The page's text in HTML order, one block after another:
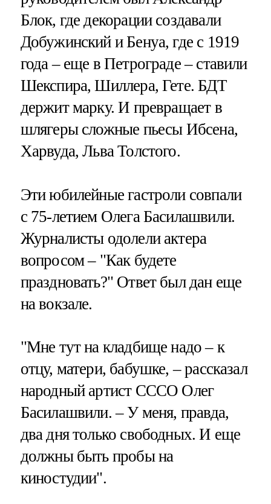
Блок, где декорации создавали
Добужинский и Бенуа, где с 1919
года – еще в Петрограде – ставили
Шекспира, Шиллера, Гете. БДТ
держит марку. И превращает в
шлягеры сложные пьесы Ибсена,
Харвуда, Льва Толстого.
Эти юбилейные гастроли совпали
с 75-летием Олега Басилашвили.
Журналисты одолели актера
вопросом – "Как будете
праздновать?" Ответ был дан еще
на вокзале.
"Мне тут на кладбище надо – к
отцу, матери, бабушке, – рассказал
народный артист СССО Олег
Басилашвили. – У меня, правда,
два дня только свободных. И еще
должны быть пробы на
киностудии".